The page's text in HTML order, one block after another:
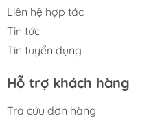
Liên hệ hợp tác
Tin tức
Tin tuyển dụng
Hỗ trợ khách hàng
Tra cứu đơn hàng